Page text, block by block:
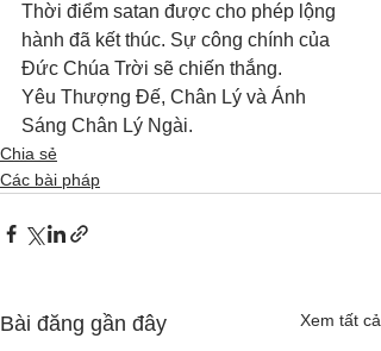
Thời điểm satan được cho phép lộng
hành đã kết thúc. Sự công chính của
Đức Chúa Trời sẽ chiến thắng.
Yêu Thượng Đế, Chân Lý và Ánh
Sáng Chân Lý Ngài.
Chia sẻ
Các bài pháp
Bài đăng gần đây Xem tất cả